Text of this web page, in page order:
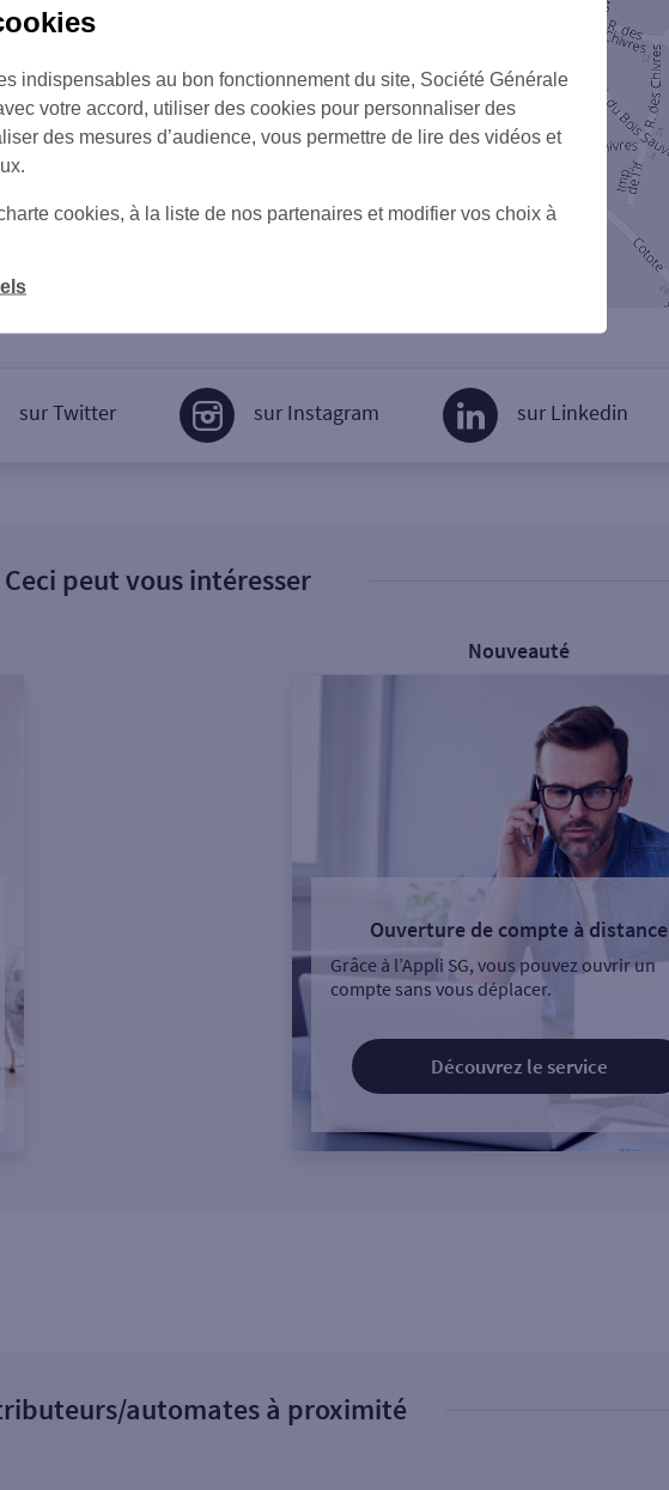
sur Twitter sur Instagram sur Linkedin
Ceci peut vous intéresser
Nouveauté
Ouverture de compte à distance
Grâce à l’Appli SG, vous pouvez ouvrir un
compte sans vous déplacer.
Découvrez le service
automates à proximité
indispensables au bon fonctionnement du site, Société Générale
votre accord, utiliser des cookies pour personnaliser des
des mesures d’audience, vous permettre de lire des vidéos et
cookies, à la liste de nos partenaires et modifier vos choix à